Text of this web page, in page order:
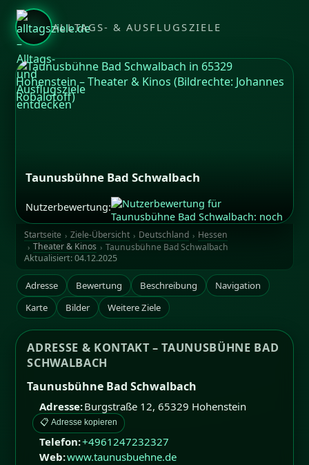
ALLTAGS- & AUSFLUGSZIELE
Bildrechte: Johannes Robalotoff
Taunusbühne Bad Schwalbach
Nutzerbewertung:
Startseite Ziele-Übersicht Deutschland
Hessen
Theater & Kinos
Taunusbühne Bad Schwalbach
Aktualisiert:04.12.2025
Adresse Bewertung Beschreibung
Navigation
Karte
Bilder Weitere Ziele
ADRESSE & KONTAKT – TAUNUSBÜHNE BAD
SCHWALBACH
Taunusbühne Bad Schwalbach
Adresse:Burgstraße 12,65329 Hohenstein
📋 Adresse kopieren
Telefon:+4961247232327
Web:www.taunusbuehne.de